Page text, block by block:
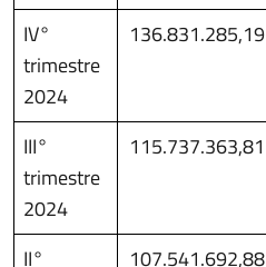
IV°
trimestre
2024
136.831.285,19
III°
trimestre
2024
115.737.363,81
II° 107.541.692,88